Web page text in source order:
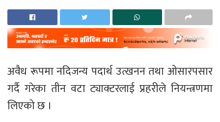
अवैध रूपमा नदिजन्य पदार्थ उत्खनन तथा ओसारपसार
गर्दै गरेका तीन वटा ट्याक्टरलाई प्रहरीले नियन्त्रणमा
लिएको छ ।